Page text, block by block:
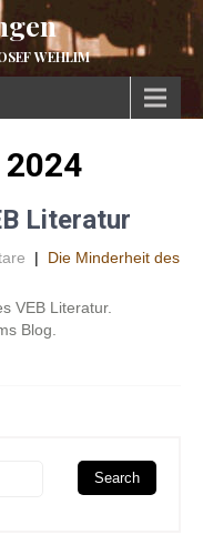
WEHLIM
Literatur
| Die Minderheit des
VEB Literatur.
Blog.